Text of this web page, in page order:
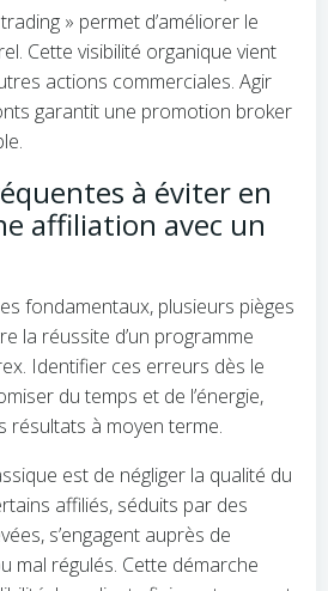
» permet d’améliorer le
Cette visibilité organique vient
actions commerciales. Agir
garantit une promotion broker
à éviter en
affiliation avec un
fondamentaux, plusieurs pièges
la réussite d’un programme
Identifier ces erreurs dès le
du temps et de l’énergie,
résultats à moyen terme.
est de négliger la qualité du
affiliés, séduits par des
s’engagent auprès de
mal régulés. Cette démarche